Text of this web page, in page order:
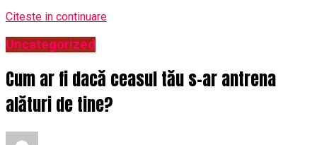
Citeste in continuare
Uncategorized
Cum ar fi dacă ceasul tău s-ar antrena
alături de tine?